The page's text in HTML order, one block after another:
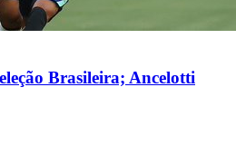
Brasileira; Ancelotti